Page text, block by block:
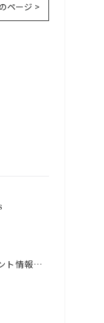
ページ >
【試合・イベント情報】 8/1更新 お盆休み